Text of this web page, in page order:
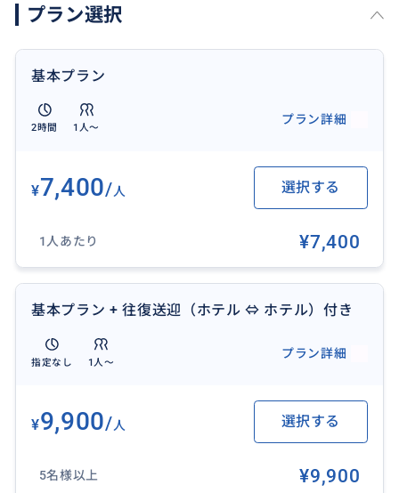
・フラワーバス
【スパインフォメーション】
バリ島で長年愛され続けているオーキッドスパは、数
あるスパの中でも特にリピーターが多く、その評判の
南国情緒あふれる緑豊かな敷地内に一歩足を踏み入れ
れば、そこには日常を忘れさせてくれる静寂の時間が
個室で行われるため、周りの目を気にせず自分だけの
至福のひとときに没頭できるのが最大の魅力です。
んだ熟練のプロフェッショナルばかりで、その確かな
技術による伝統的なバリニーズマッサージは、絶妙な
圧で旅の疲れを芯から解きほぐすと口コミでも絶賛さ
空港まで車ですぐの好立地にあるオーキッドスパな
ら、渋滞の心配を最小限に抑えつつ、出発の直前まで
プラン選択
基本プラン
2時間 1人〜
プラン詳細
¥7,400/人 選択する
1人あたり ¥7,400
基本プラン + 往復送迎（ホテル ⇔ ホテル）付き
指定なし 1人〜
プラン詳細
¥9,900/人 選択する
5名様以上 ¥9,900